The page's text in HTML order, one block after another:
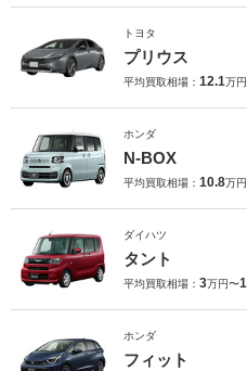
トヨタ
プリウス
平均買取相場： 12.1万
ホンダ
N-BOX
平均買取相場： 10.8万
ダイハツ
タント
平均買取相場： 3万円〜
ホンダ
フィット